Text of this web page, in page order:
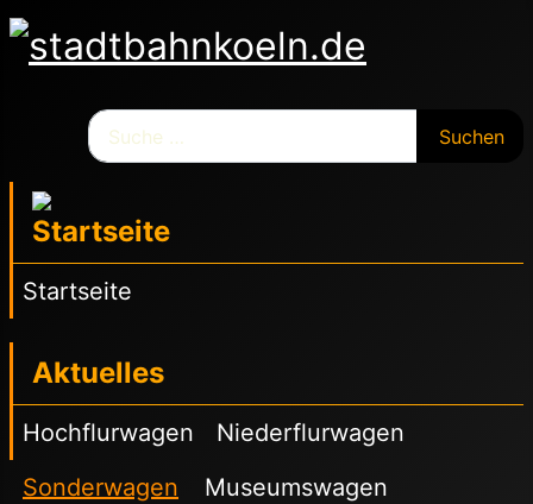
Suchen
Startseite
Aktuelles
Hochflurwagen
Niederflurwagen
Sonderwagen
Museumswagen